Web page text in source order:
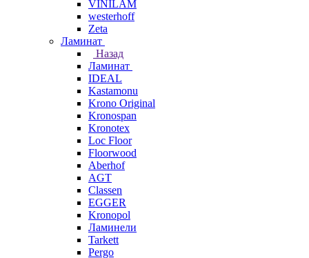
VINILAM
westerhoff
Zeta
Ламинат
Назад
Ламинат
IDEAL
Kastamonu
Krono Original
Kronospan
Kronotex
Loc Floor
Floorwood
Aberhof
AGT
Classen
EGGER
Kronopol
Ламинели
Tarkett
Pergo